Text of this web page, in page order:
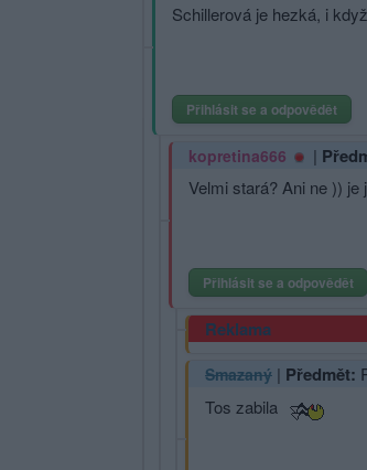
Schillerová je hezká, i
Přihlásit se a odpovědět
kopretina666 |
Velmi stará? Ani ne )) je
Přihlásit se a odpovědět
Reklama
Smazaný | Předmět:
Tos zabila